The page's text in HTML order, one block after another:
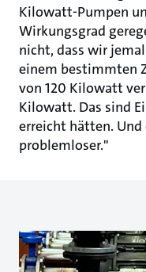
Kilowatt-Pumpen
Wirkungsgrad
nicht, dass wir
einem bestimmten
von 120 Kilowatt
Kilowatt. Das sind
erreicht hätten. Und
problemloser."